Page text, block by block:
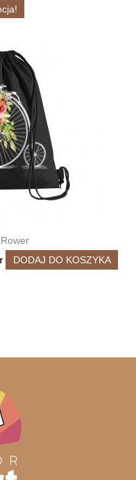
DODAJ DO KOSZYKA